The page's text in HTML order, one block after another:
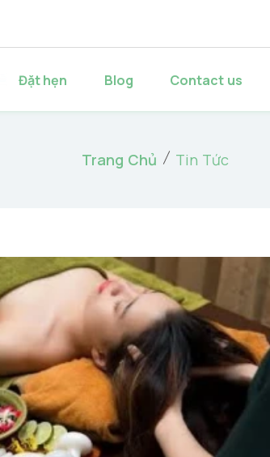
Đặt hẹn Blog Contact us
Trang Chủ Tin Tức